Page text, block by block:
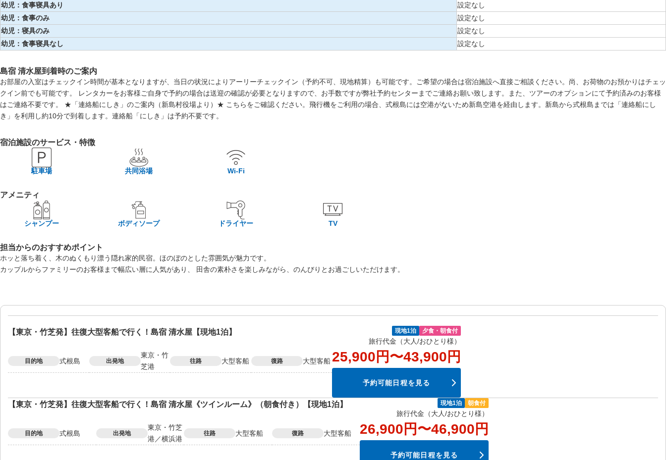
幼児：食事寝具あり
設定なし
幼児：食事のみ
設定なし
幼児：寝具のみ
設定なし
幼児：食事寝具なし
設定なし
島宿 清水屋到着時のご案内
お部屋の入室はチェックイン時間が基本となりますが、当日の状況によりアーリーチェックイン（予約不可、現地精算）も可能です。ご希望の場合は宿泊施設へ直接ご相談ください。尚、お荷物のお預かりはチェッ
クイン前でも可能です。 レンタカーをお客様ご自身で予約の場合は送迎の確認が必要となりますので、お手数ですが弊社予約センターまでご連絡お願い致します。また、ツアーのオプションにて予約済みのお客様
はご連絡不要です。 ★「連絡船にしき」のご案内（新島村役場より）★ こちらをご確認ください。飛行機をご利用の場合、式根島には空港がないため新島空港を経由します。新島から式根島までは「連絡船にし
き」を利用し約10分で到着します。連絡船「にしき」は予約不要です。
宿泊施設のサービス・特徴
駐車場 共同浴場 Wi-Fi
アメニティ
シャンプー ボディソープ ドライヤー TV
担当からのおすすめポイント
ホッと落ち着く、木のぬくもり漂う隠れ家的民宿。ほのぼのとした雰囲気が魅力です。
カップルからファミリーのお客様まで幅広い層に人気があり、 田舎の素朴さを楽しみながら、のんびりとお過ごしいただけます。
【東京・竹芝発】往復大型客船で行く！島宿 清水屋【現地1泊】
目的地 式根島 出発地
東京・竹
芝港
往路 大型客船 復路 大型客船
現地1泊 夕食・朝食付
旅行代金（大人/おひとり様）
25,900円〜43,900円
予約可能日程を見る
【東京・竹芝発】往復大型客船で行く！島宿 清水屋《ツインルーム》（朝食付き）【現地1泊】
目的地 式根島 出発地
東京・竹芝
港／横浜港
往路 大型客船 復路 大型客船
現地1泊 朝食付
旅行代金（大人/おひとり様）
26,900円〜46,900円
予約可能日程を見る